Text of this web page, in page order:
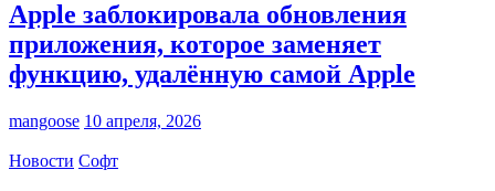
Apple заблокировала обновления
приложения, которое заменяет
функцию, удалённую самой Apple
mangoose 10 апреля, 2026
Новости Софт